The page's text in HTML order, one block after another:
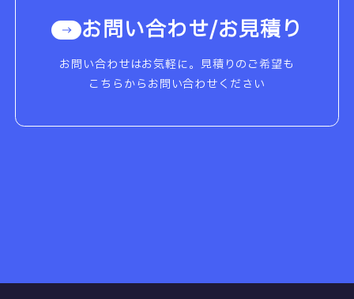
お問い合わせ/お見積り
お問い合わせはお気軽に。見積りのご希望も
こちらからお問い合わせください